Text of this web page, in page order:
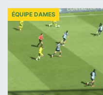
ÉQUIPE DAMES